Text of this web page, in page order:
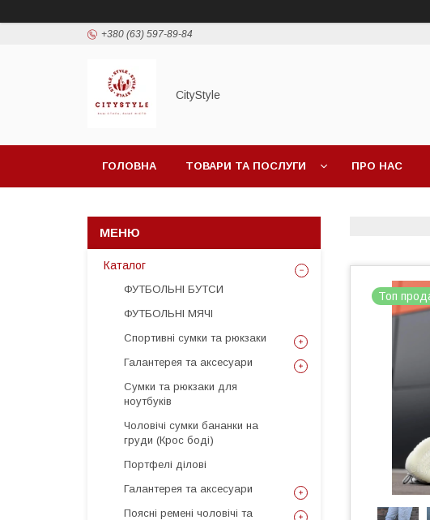
+380 (63) 597-89-84
CityStylе
ГОЛОВНА ТОВАРИ ТА ПОСЛУГИ ПРО НАС
Топ
Каталог
ФУТБОЛЬНІ БУТСИ
ФУТБОЛЬНІ МЯЧІ
Спортивні сумки та рюкзаки
Галантерея та аксесуари
Сумки та рюкзаки для
ноутбуків
Чоловічі сумки бананки на
груди (Крос боді)
Портфелі ділові
Галантерея та аксесуари
Поясні ремені чоловічі та